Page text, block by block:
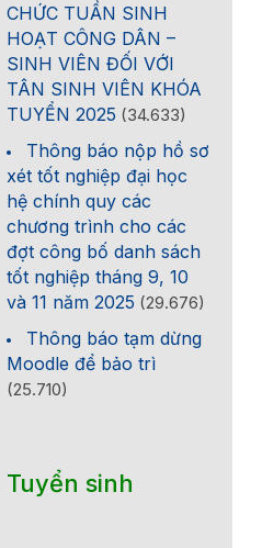
CHỨC TUẦN SINH
HOẠT CÔNG DÂN –
SINH VIÊN ĐỐI VỚI
TÂN SINH VIÊN KHÓA
TUYỂN 2025 (34.633)
Thông báo nộp hồ sơ
xét tốt nghiệp đại học
hệ chính quy các
chương trình cho các
đợt công bố danh sách
tốt nghiệp tháng 9, 10
và 11 năm 2025 (29.676)
Thông báo tạm dừng
Moodle để bảo trì
(25.710)
Tuyển sinh